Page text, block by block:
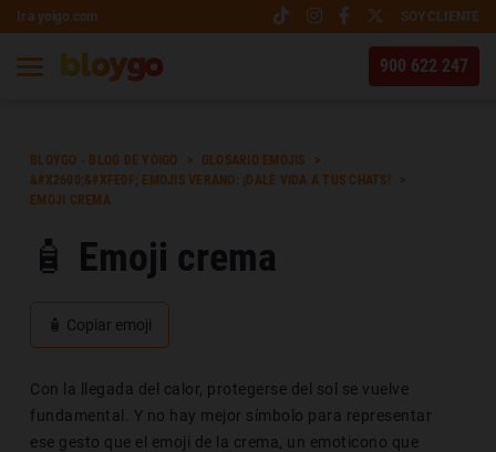
Ir a yoigo.com SOY CLIENTE
900 622 247
BLOYGO - BLOG DE YOIGO
GLOSARIO EMOJIS
&#X2600;&#XFE0F; EMOJIS VERANO: ¡DALE VIDA A TUS CHATS!
EMOJI CREMA
🧴 Emoji crema
🧴 Copiar emoji
Con la llegada del calor, protegerse del sol se vuelve
fundamental. Y no hay mejor símbolo para representar
ese gesto que el emoji de la crema, un emoticono que